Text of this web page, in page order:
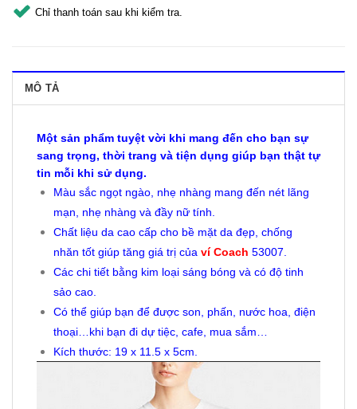
Chỉ thanh toán sau khi kiểm tra.
MÔ TẢ
Một sản phẩm tuyệt vời khi mang đến cho bạn sự
sang trọng, thời trang và tiện dụng giúp bạn thật tự
tin mỗi khi sử dụng.
Màu sắc ngọt ngào, nhẹ nhàng mang đến nét lãng
mạn, nhẹ nhàng và đầy nữ tính.
Chất liệu da cao cấp cho bề mặt da đẹp, chống
nhăn tốt giúp tăng giá trị của ví Coach 53007.
Các chi tiết bằng kim loại sáng bóng và có độ tinh
sảo cao.
Có thể giúp bạn để được son, phấn, nước hoa, điện
thoại…khi bạn đi dự tiệc, cafe, mua sắm…
Kích thước: 19 x 11.5 x 5cm.